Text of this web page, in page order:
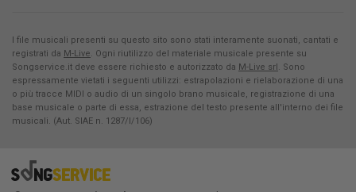
I file musicali presenti su questo sito sono stati interamente suonati, cantati e
registrati da M-Live. Ogni riutilizzo del materiale musicale presente su
Songservice.it deve essere richiesto e autorizzato da M-Live srl. Sono
espressamente vietati i seguenti utilizzi: estrapolazioni e rielaborazione di una
o più tracce MIDI o audio di un singolo brano musicale, registrazione di una
base musicale o parte di essa, estrazione del testo presente all'interno dei file
musicali. (Aut. SIAE n. 1287/I/106)